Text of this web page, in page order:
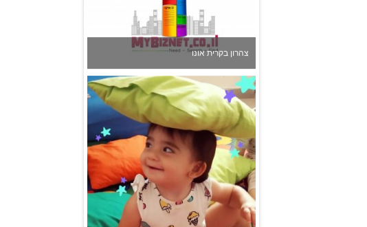
גן הכוכבים באשדוד - גן ילדים וצהרון